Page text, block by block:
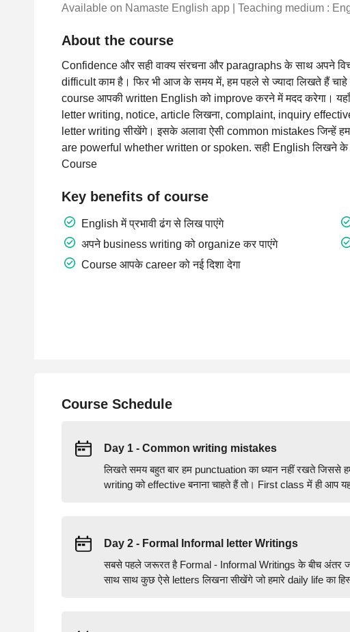
Available on Namaste English app | Teaching medium :
About the course
Confidence और सही वाक्य संरचना और paragraphs के साथ अपने
difficult काम है। फिर भी आज के समय में, हम पहले से ज्यादा लिखते हैं
course आपकी written English को improve करने में मदद करेगा।
letter writing, notice, article लिखना, complaint, inquiry
letter writing सीखेंगे। इसके अलावा ऐसी common mistakes जिन्हें हम
are powerful whether written or spoken. सही English लिखने
Course
Key benefits of course
English में प्रभावी ढंग से लिख पाएंगे
अपने business writing को organize कर पाएंगे
Course आपके career को नई दिशा देगा
Course Schedule
Day 1 - Common writing mistakes
लिखते समय बहुत बार हम punctuation का ध्यान नहीं रखते जिससे
writing को effective बनाना चाहते हैं तो। First class में ही
Day 2 - Formal Informal letter Writings
सबसे पहले जरूरत है Formal - Informal Writings के बीच अंतर
साथ साथ कुछ ऐसे letters लिखना सीखेंगे जो हमारे daily life का